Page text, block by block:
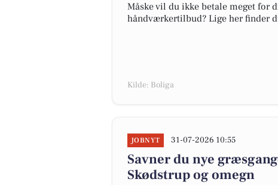
Måske vil du ikke betale meget for
håndværkertilbud? Lige her finder
Kilde: Boliga
JOBNYT 31-07-2026 10:55
Savner du nye
Skødstrup og omegn